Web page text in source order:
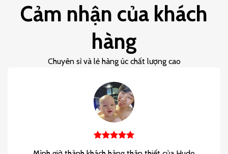
Cảm nhận của khách
hàng
Chuyên sỉ và lẻ hàng úc chất lượng cao